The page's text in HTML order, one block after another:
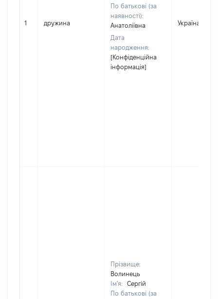
1 дружина
По батькові (за
наявності):
Анатоліївна
Дата
народження:
[Конфіденційна
інформація]
Україна
Прізвище:
Волинець
Ім'я:
Сергій
По батькові (за